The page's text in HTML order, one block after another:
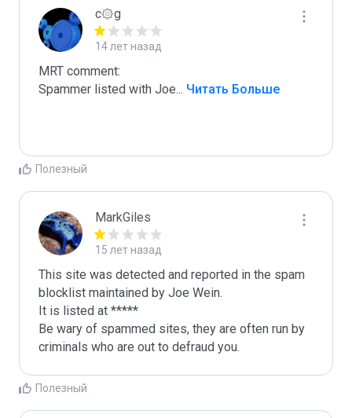
c۞g
14 лет назад
MRT comment:
Spammer listed with Joe... Читать Больше
Полезный
MarkGiles
15 лет назад
This site was detected and reported in the spam
blocklist maintained by Joe Wein.
It is listed at *****
Be wary of spammed sites, they are often run by
criminals who are out to defraud you.
Полезный